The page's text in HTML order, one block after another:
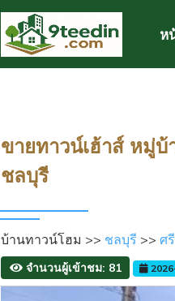
ห
ขายทาวน์เฮ้าส์ หมู่บ้
ชลบุรี
บ้านทาวน์โฮม >> ชลบุรี >> ศ
จำนวนผู้เข้าชม: 81